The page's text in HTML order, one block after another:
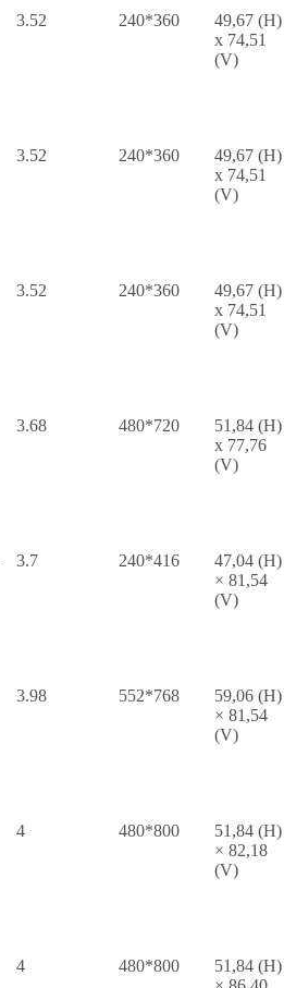
3.52 240*360
49,67 (H)
x 74,51
(V)
3.52 240*360
49,67 (H)
x 74,51
(V)
3.52 240*360
49,67 (H)
x 74,51
(V)
3.68 480*720
51,84 (H)
x 77,76
(V)
3.7 240*416
47,04 (H)
× 81,54
(V)
3.98 552*768
59,06 (H)
× 81,54
(V)
4 480*800
51,84 (H)
× 82,18
(V)
4 480*800
51,84 (H)